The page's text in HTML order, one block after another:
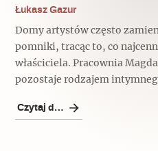
Łukasz Gazur
Domy artystów często
pomniki, tracąc to, co
właściciela. Pracownia
pozostaje rodzajem
Czytaj dalej